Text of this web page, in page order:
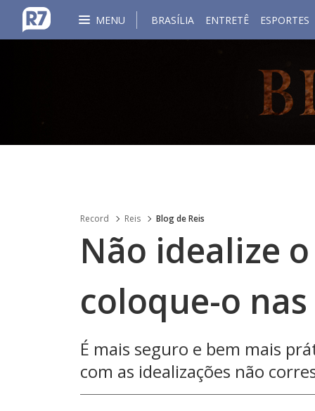
MENU BRASÍLIA ENTRETÊ ESPORTES
Record Reis Blog de Reis
Não idealize
coloque-o
É mais seguro e bem mais
com as idealizações não